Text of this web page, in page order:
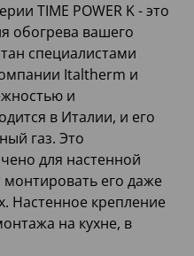
TIME POWER K - это
обогрева вашего
специалистами
Italtherm и
и
в Италии, и его
газ. Это
для настенной
монтировать его даже
Настенное крепление
на кухне, в